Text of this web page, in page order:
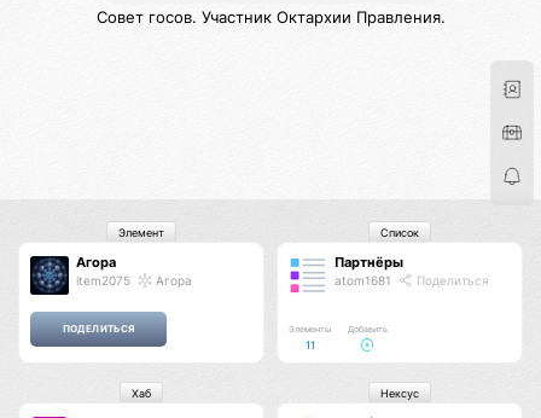
Совет госов. Участник Октархии Правления.
Агора
item2075 Агора
Элемент
Партнёры
atom1681 Поделиться
Элементы
11
Добавить
Список
Хаб Нексус